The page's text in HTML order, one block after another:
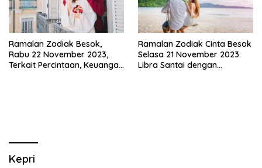
Ramalan Zodiak Besok,
Rabu 22 November 2023,
Terkait Percintaan, Keuangan
Ramalan Zodiak Cinta Besok
Selasa 21 November 2023:
Libra Santai dengan
Kepri